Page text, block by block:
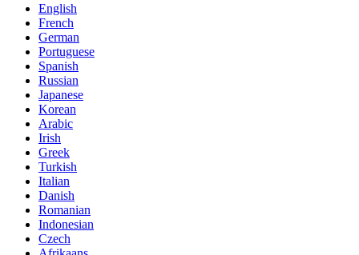
English
French
German
Portuguese
Spanish
Russian
Japanese
Korean
Arabic
Irish
Greek
Turkish
Italian
Danish
Romanian
Indonesian
Czech